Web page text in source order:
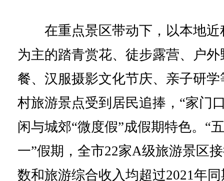
在重点景区带动下，以本地近
为主的踏青赏花、徒步露营、户外
餐、汉服摄影文化节庆、亲子研学
村旅游景点受到居民追捧，“家门
闲与城郊“微度假”成假期特色。“五
一”假期，全市22家A级旅游景区
数和旅游综合收入均超过2021年